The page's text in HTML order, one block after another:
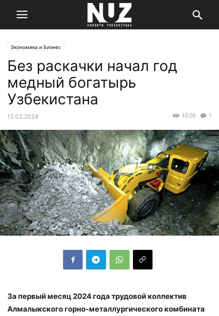
Экономика и Бизнес
Без раскачки начал год
медный богатырь
Узбекистана
12.02.2024 1
1026
За первый месяц 2024 года трудовой коллектив
Алмалыкского горно-металлургического комбината